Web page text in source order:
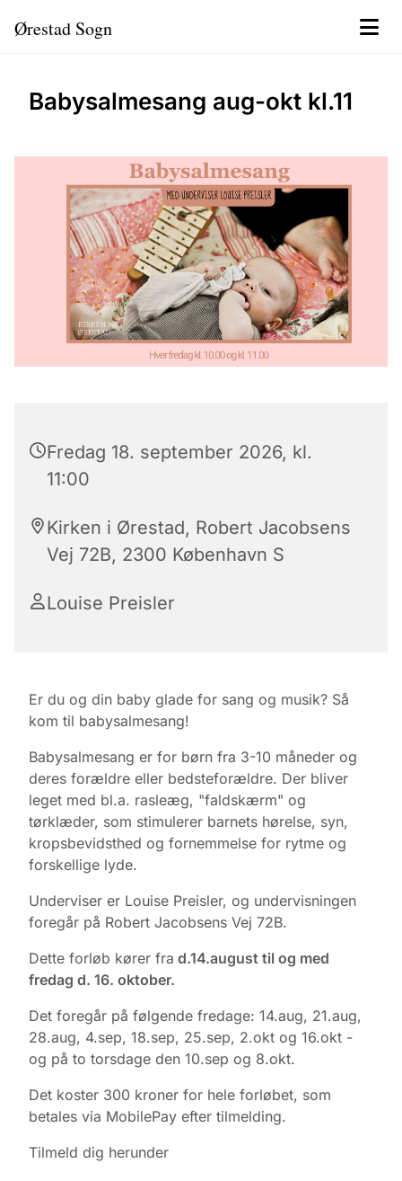
Ørestad Sogn
Babysalmesang aug-okt kl.11
Fredag 18. september 2026, kl.
11:00
Kirken i Ørestad, Robert Jacobsens
Vej 72B, 2300 København S
Louise Preisler
Er du og din baby glade for sang og musik? Så
kom til babysalmesang!
Babysalmesang er for børn fra 3-10 måneder og
deres forældre eller bedsteforældre. Der bliver
leget med bl.a. rasleæg, "faldskærm" og
tørklæder, som stimulerer barnets hørelse, syn,
kropsbevidsthed og fornemmelse for rytme og
forskellige lyde.
Underviser er Louise Preisler, og undervisningen
foregår på Robert Jacobsens Vej 72B.
Dette forløb kører fra d.14.august til og med
fredag d. 16. oktober.
Det foregår på følgende fredage: 14.aug, 21.aug,
28.aug, 4.sep, 18.sep, 25.sep, 2.okt og 16.okt -
og på to torsdage den 10.sep og 8.okt.
Det koster 300 kroner for hele forløbet, som
betales via MobilePay efter tilmelding.
Tilmeld dig herunder